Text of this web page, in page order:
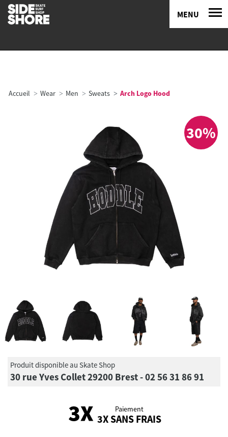
MENU
Accueil Wear Men Sweats Arch Logo Hood
30%
Produit disponible au Skate Shop
30 rue Yves Collet 29200 Brest - 02 56 31 86 91
Paiement
3X SANS FRAIS